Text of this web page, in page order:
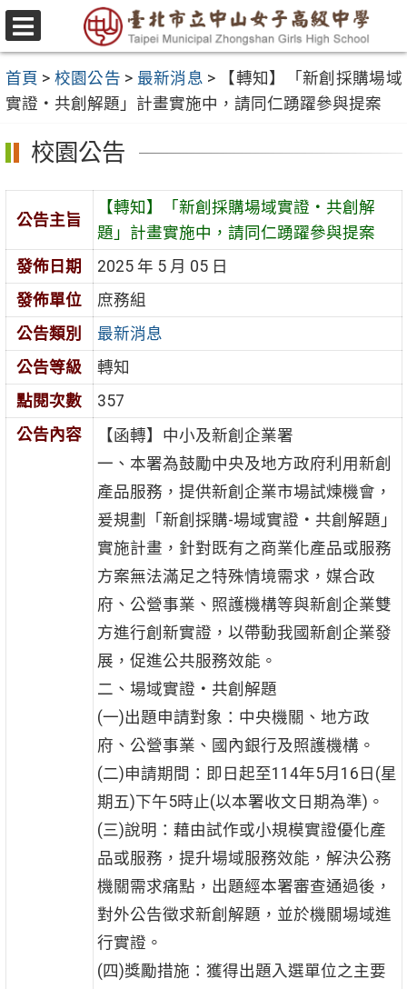
跳
至
要
內
容
區
選
單
首頁 > 校園公告 > 最新消息 >
【轉知】「新創採購場域
實證‧共創解題」計畫實施中，請同仁踴躍參與提案
校園公告
公告主旨
【轉知】「新創採購場域實證‧共創解
題」計畫實施中，請同仁踴躍參與提案
發佈日期
2025 年 5 月 05 日
發佈單位
庶務組
公告類別
最新消息
公告等級
轉知
點閱次數
357
公告內容
【函轉】中小及新創企業署
一、本署為鼓勵中央及地方政府利用新創
產品服務，提供新創企業市場試煉機會，
爰規劃「新創採購-場域實證‧共創解題」
實施計畫，針對既有之商業化產品或服務
方案無法滿足之特殊情境需求，媒合政
府、公營事業、照護機構等與新創企業雙
方進行創新實證，以帶動我國新創企業發
展，促進公共服務效能。
二、場域實證‧共創解題
(一)出題申請對象：中央機關、地方政
府、公營事業、國內銀行及照護機構。
(二)申請期間：即日起至114年5月16日(星
期五)下午5時止(以本署收文日期為準)。
(三)說明：藉由試作或小規模實證優化產
品或服務，提升場域服務效能，解決公務
機關需求痛點，出題經本署審查通過後，
對外公告徵求新創解題，並於機關場域進
行實證。
(四)獎勵措施：獲得出題入選單位之主要